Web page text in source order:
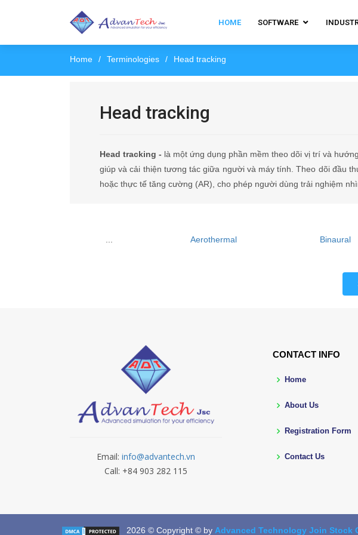
HOME SOFTWARE
Home Terminologies Head tracking
Head tracking
Head tracking - là một ứng dụng phần mềm theo dõi vị trí và
giúp và cải thiện tương tác giữa người và máy tính. Theo dõi đầu
hoặc thực tế tăng cường (AR), cho phép người dùng trải nghiệm
Aerothermal Binaural
Email: info@advantech.vn
Call: +84 903 282 115
CONTACT INFO
Home
About Us
Registration Form
Contact Us
2026 © Copyright © by Advanced Technology Join Stock